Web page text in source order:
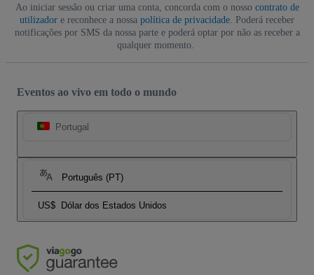
Ao iniciar sessão ou criar uma conta, concorda com o nosso contrato de
utilizador e reconhece a nossa política de privacidade. Poderá receber
notificações por SMS da nossa parte e poderá optar por não as receber a
qualquer momento.
Eventos ao vivo em todo o mundo
Portugal
Português (PT)
US$ Dólar dos Estados Unidos